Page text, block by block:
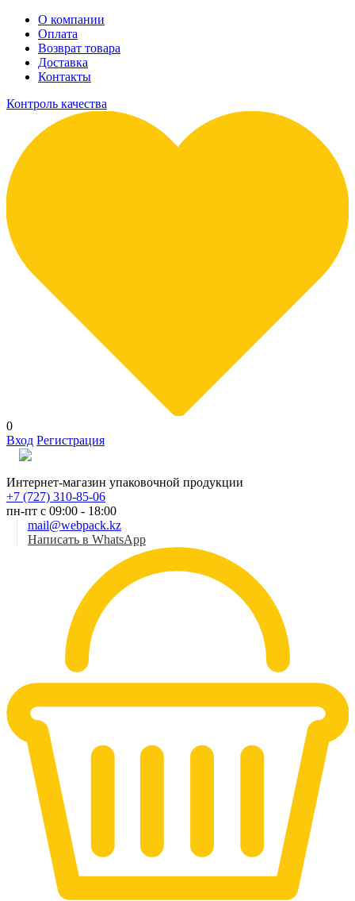
О компании
Оплата
Возврат товара
Доставка
Контакты
Контроль качества
0
Вход Регистрация
Интернет-магазин упаковочной продукции
+7 (727) 310-85-06
пн-пт с 09:00 - 18:00
mail@webpack.kz
Написать в WhatsApp